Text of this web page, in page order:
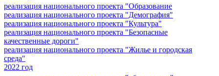
реализация национального проекта "Образование
реализация национального проекта "Демография"
реализация национального проекта "Культура"
реализация национального проекта "Безопасные
качественные дороги"
реализация национального проекта "Жилье и городская
среда"
2022 год